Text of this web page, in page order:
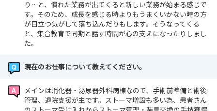
り…と、慣れた業務が出てくると新しい業務が始まる感じで
す。そのため、成長を感じる時よりもうまくいかない時の方
が目立つ気がして落ち込んだりもします。そうなってくる
と、集合教育で同期と話す時間が心の支えになったりしまし
た。
現在のお仕事について教えてください。
メインは消化器・泌尿器外科病棟なので、手術前準備と術後
管理、退院支援が主です。ストーマ増設も多い為、患者さん